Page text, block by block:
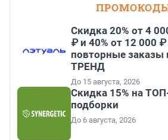
Скидка 20% от 4
₽ и 40% от 12 000
повторные заказы
ТРЕНД
До 15 августа, 2026
Скидка 15% на
подборки
До 6 августа, 2026